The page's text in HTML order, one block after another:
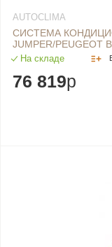
AUTOCLIMA
СИСТЕМА
JUMPER/PEUGEOT
На складе
76 819p